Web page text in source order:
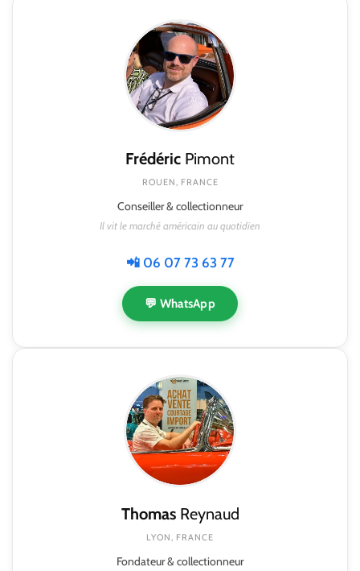
Frédéric Pimont
ROUEN, FRANCE
Conseiller & collectionneur
Il vit le marché américain au quotidien
📲 06 07 73 63 77
💬 WhatsApp
ThomasReynaud
LYON, FRANCE
Fondateur & collectionneur